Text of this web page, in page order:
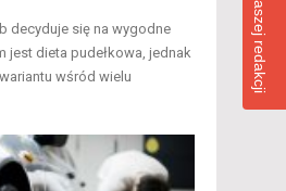
decyduje się na wygodne
jest dieta pudełkowa, jednak
wśród wielu